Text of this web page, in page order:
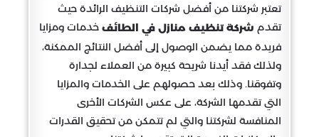
تعتبر شركتنا من أفضل شركات التنظيف الرائدة حيث
تقدم شركة تنظيف منازل في الطائف خدمات ومزايا
فريدة مما يضمن الوصول إلى أفضل النتائج الممكنة،
ولذلك فقد أيدنا شريحة كبيرة من العملاء لجدارة
وتفوقنا. وذلك بعد حصولهم على الخدمات والمزايا
التي تقدمها الشركة، على عكس الشركات الأخرى
المنافسة لشركتنا والتي لم تتمكن من تحقيق القدرات